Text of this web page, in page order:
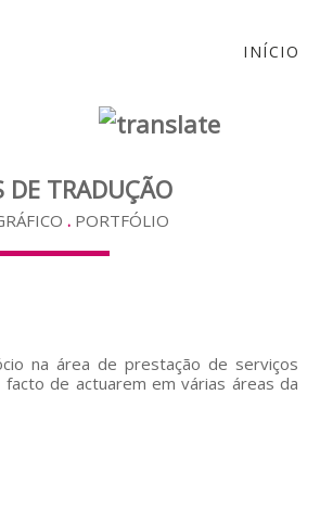
INÍCIO
DE TRADUÇÃO
. PORTFÓLIO
na área de prestação de serviços
de actuarem em várias áreas da